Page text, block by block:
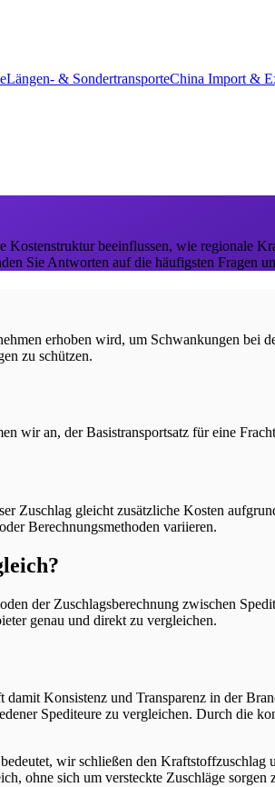
Längen- & SondertransporteChina Import &
beeinflussen, wie regionale
Sie Antworten auf die häufigsten Fragen
erhoben wird, um Schwankungen bei
zu schützen.
wir an, der Basistransportsatz für eine
Zuschlag gleicht zusätzliche Kosten
Berechnungsmethoden variieren.
der Zuschlagsberechnung zwischen
genau und direkt zu vergleichen.
Konsistenz und Transparenz in der
Spediteure zu vergleichen. Durch die
wir schließen den Kraftstoffzuschlag
ohne sich um versteckte Zuschläge